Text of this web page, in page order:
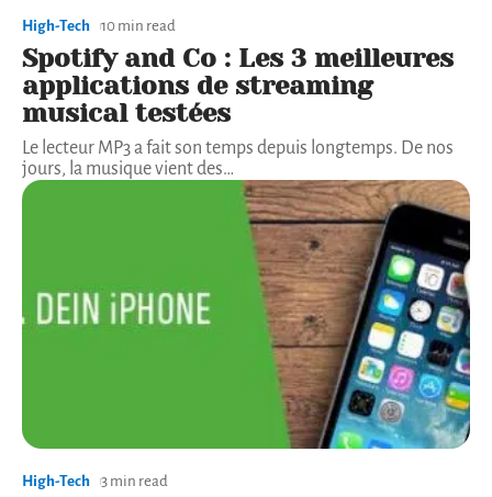
High-Tech 10 min read
Spotify and Co : Les 3 meilleures
applications de streaming
musical testées
Le lecteur MP3 a fait son temps depuis longtemps. De nos
jours, la musique vient des…
High-Tech 3 min read